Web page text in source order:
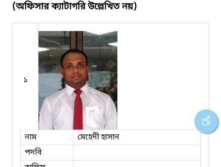
(অফিসার ক্যাটাগরি উল্লেখিত নয়)
১
নাম
মেহেদী হাসান
পদবি